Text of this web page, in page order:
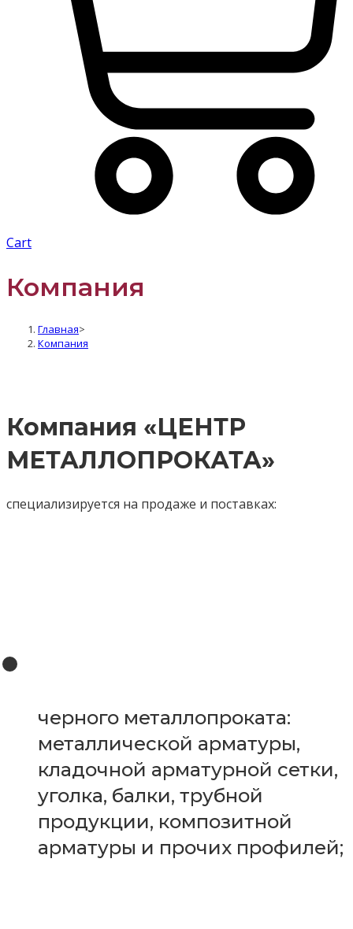
Cart
Компания
Главная>
Компания
Компания «ЦЕНТР
МЕТАЛЛОПРОКАТА»
специализируется на продаже и поставках:
черного металлопроката:
металлической арматуры,
кладочной арматурной сетки,
уголка, балки, трубной
продукции, композитной
арматуры и прочих профилей;